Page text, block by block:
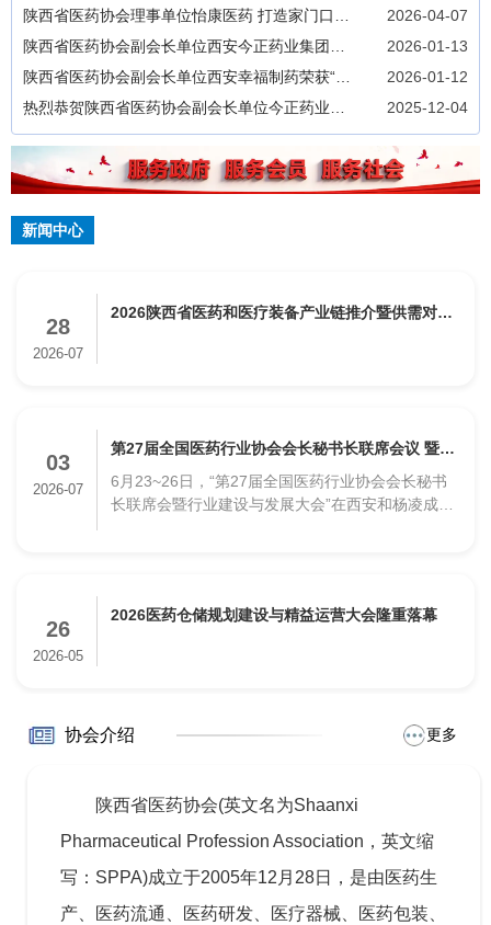
2026-04-07
陕西省医药协会理事单位怡康医药 打造家门口健
康管家
2026-01-13
陕西省医药协会副会长单位西安今正药业集团董
事长闫伟出席2025年度助学金发放活动
2026-01-12
陕西省医药协会副会长单位西安幸福制药荣获“全
国双爱双评先进企业工会“
2025-12-04
热烈恭贺陕西省医药协会副会长单位今正药业集
团董事长闫伟当选中国光彩事业促进会第七届理
事会理事
新闻中心
28
2026-07
2026陕西省医药和医疗装备产业链推介暨供需对接
03
2026-07
第27届全国医药行业协会会长秘书长联席会议 暨行
业建设与发展大会在陕成功举办
6月23~26日，“第27届全国医药行业协会会长秘书
长联席会暨行业建设与发展大会”在西安和杨凌成功
26
2026-05
2026医药仓储规划建设与精益运营大会隆重落幕
协会介绍 更多
陕西省医药协会(英文名为Shaanxi
Pharmaceutical Profession Association，英文缩
写：SPPA)成立于2005年12月28日，是由医药生
产、医药流通、医药研发、医疗器械、医药包装、